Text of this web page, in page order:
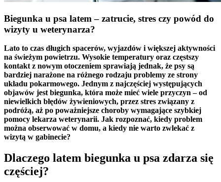
Biegunka u psa latem – zatrucie, stres czy powód do
wizyty u weterynarza?
Lato to czas długich spacerów, wyjazdów i większej aktywności
na świeżym powietrzu. Wysokie temperatury oraz częstszy
kontakt z nowym otoczeniem sprawiają jednak, że psy są
bardziej narażone na różnego rodzaju problemy ze strony
układu pokarmowego. Jednym z najczęściej występujących
objawów jest biegunka, która może mieć wiele przyczyn – od
niewielkich błędów żywieniowych, przez stres związany z
podróżą, aż po poważniejsze choroby wymagające szybkiej
pomocy lekarza weterynarii. Jak rozpoznać, kiedy problem
można obserwować w domu, a kiedy nie warto zwlekać z
wizytą w gabinecie?
Dlaczego latem biegunka u psa zdarza się
częściej?